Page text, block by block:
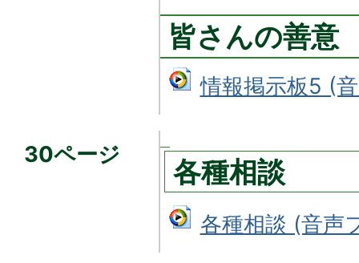
皆さんの善意
情報掲示板5 (
30ページ
各種相談
各種相談 (音声